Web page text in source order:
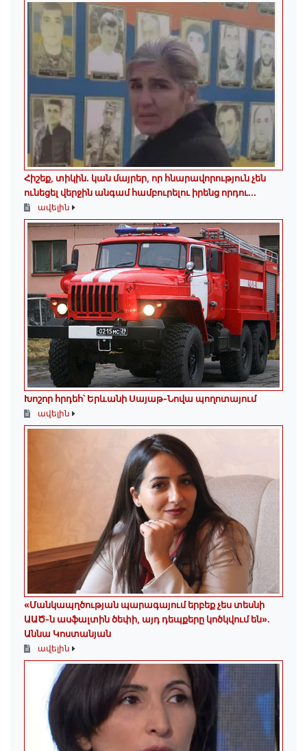
Հիշեք, տիկին․ կան մայրեր, որ հնարավորություն չեն
ունեցել վերջին անգամ համբուրելու իրենց որդու...
ավելին
Խոշոր հրդեհ՝ Երևանի Սայաթ-Նովա պողոտայում
ավելին
«Մանկապղծության պարագայում երբեք չես տեսնի
ԱԱԾ-ն ասֆալտին ծեփի, այդ դեպքերը կոծկվում են»․
Աննա Կոստանյան
ավելին